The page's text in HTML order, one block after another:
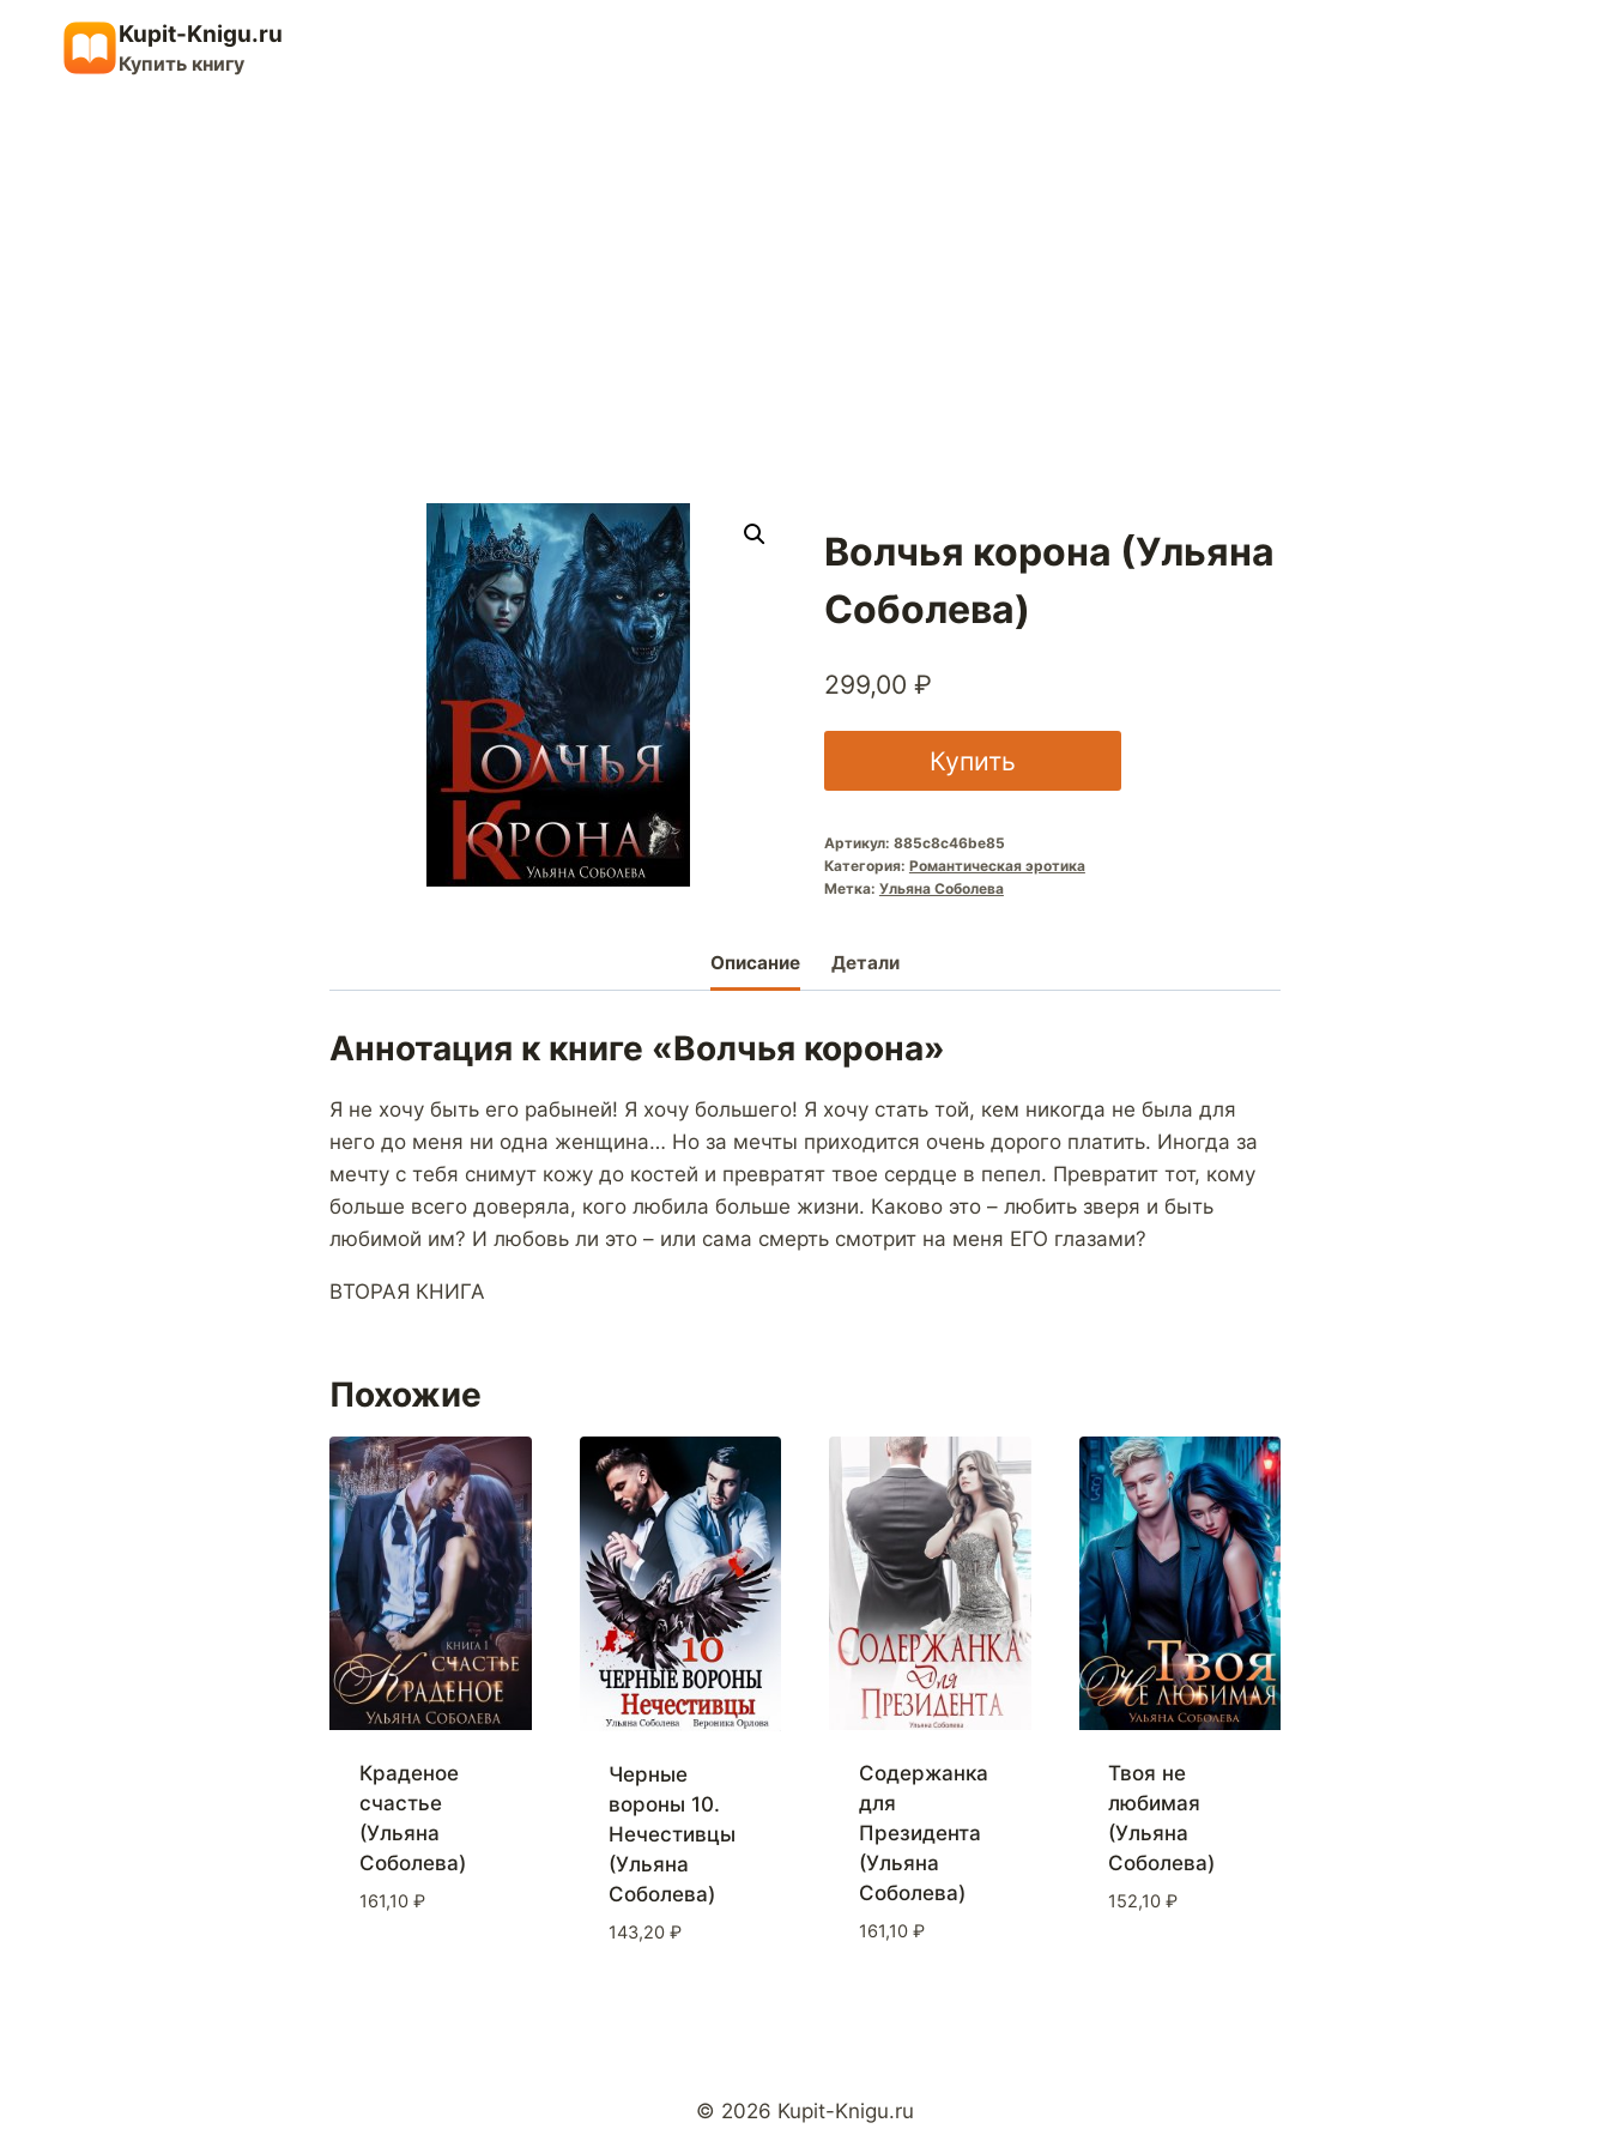
содержимому
Kupit-Knigu.ru
Купить книгу
Волчья корона (Ульяна
Соболева)
299,00 ₽
Купить
Артикул: 885c8c46be85
Категория: Романтическая эротика
Метка: Ульяна Соболева
Описание Детали
Аннотация к книге «Волчья корона»
Я не хочу быть его рабыней! Я хочу большего! Я хочу стать той, кем никогда не была для
него до меня ни одна женщина… Но за мечты приходится очень дорого платить. Иногда за
мечту с тебя снимут кожу до костей и превратят твое сердце в пепел. Превратит тот, кому
больше всего доверяла, кого любила больше жизни. Каково это – любить зверя и быть
любимой им? И любовь ли это – или сама смерть смотрит на меня ЕГО глазами?
ВТОРАЯ КНИГА
Похожие
Краденое
счастье
(Ульяна
Соболева)
161,10 ₽
Черные
вороны 10.
Нечестивцы
(Ульяна
Соболева)
143,20 ₽
Содержанка
для
Президента
(Ульяна
Соболева)
161,10 ₽
Твоя не
любимая
(Ульяна
Соболева)
152,10 ₽
© 2026 Kupit-Knigu.ru